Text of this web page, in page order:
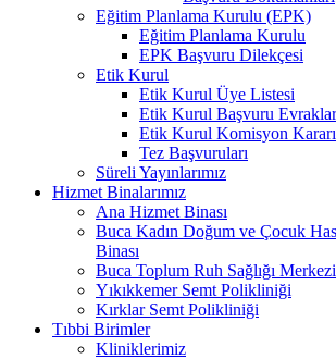
Eğitim Planlama Kurulu (EPK)
Eğitim Planlama Kurulu
EPK Başvuru Dilekçesi
Etik Kurul
Etik Kurul Üye Listesi
Etik Kurul Başvuru
Etik Kurul Komisyon Kararı
Tez Başvuruları
Süreli Yayınlarımız
Hizmet Binalarımız
Ana Hizmet Binası
Buca Kadın Doğum ve Çocuk
Binası
Buca Toplum Ruh Sağlığı Merkezi
Yıkıkkemer Semt Polikliniği
Kırklar Semt Polikliniği
Tıbbi Birimler
Kliniklerimiz